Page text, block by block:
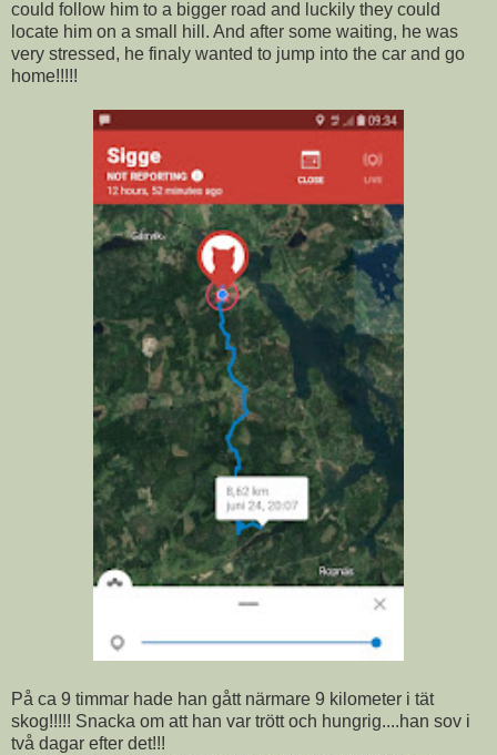
could follow him to a bigger road and luckily they could
locate him on a small hill. And after some waiting, he was
very stressed, he finaly wanted to jump into the car and go
home!!!!!
På ca 9 timmar hade han gått närmare 9 kilometer i tät
skog!!!!! Snacka om att han var trött och hungrig....han sov i
två dagar efter det!!!